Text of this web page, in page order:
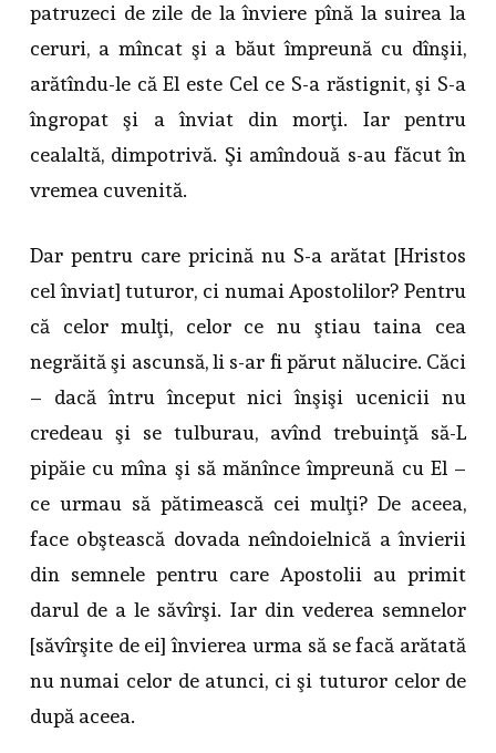
patruzeci de zile de la înviere pînă la suirea la
ceruri, a mîncat şi a băut împreună cu dînşii,
arătîndu-le că El este Cel ce S-a răstignit, şi S-a
îngropat şi a înviat din morţi. Iar pentru
cealaltă, dimpotrivă. Şi amîndouă s-au făcut în
vremea cuvenită.
Dar pentru care pricină nu S-a arătat [Hristos
cel înviat] tuturor, ci numai Apostolilor? Pentru
că celor mulţi, celor ce nu ştiau taina cea
negrăită şi ascunsă, li s-ar fi părut nălucire. Căci
– dacă întru început nici înşişi ucenicii nu
credeau şi se tulburau, avînd trebuinţă să-L
pipăie cu mîna şi să mănînce împreună cu El –
ce urmau să pătimească cei mulţi? De aceea,
face obştească dovada neîndoielnică a învierii
din semnele pentru care Apostolii au primit
darul de a le săvîrşi. Iar din vederea semnelor
[săvîrşite de ei] învierea urma să se facă arătată
nu numai celor de atunci, ci şi tuturor celor de
după aceea.